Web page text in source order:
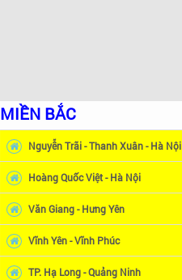
MIỀN BẮC
Nguyễn Trãi - Thanh Xuân - Hà Nội
Hoàng Quốc Việt - Hà Nội
Văn Giang - Hưng Yên
Vĩnh Yên - Vĩnh Phúc
TP. Hạ Long - Quảng Ninh